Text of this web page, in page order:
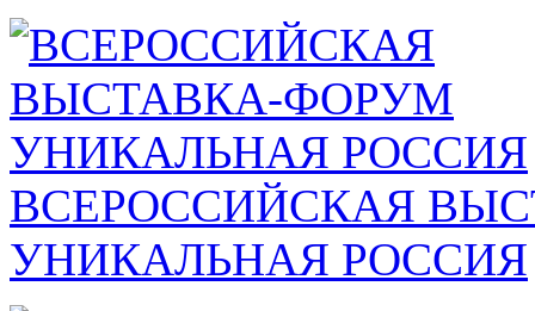
ВСЕРОССИЙСКАЯ
УНИКАЛЬНАЯ РОССИЯ